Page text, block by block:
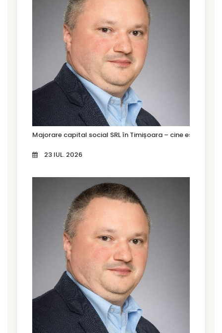
Majorare capital social SRL în Timișoara – cine este
23 IUL. 2026